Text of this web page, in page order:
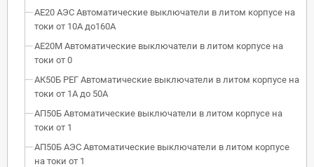
АЕ20 АЭС Автоматические выключатели в литом корпусе на
токи от 10А до160А
АЕ20М Автоматические выключатели в литом корпусе на
токи от 0
АК50Б РЕГ Автоматические выключатели в литом корпусе на
токи от 1А до 50А
АП50Б Автоматические выключатели в литом корпусе на
токи от 1
АП50Б АЭС Автоматические выключатели в литом корпусе
на токи от 1